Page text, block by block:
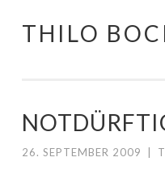
Springe
THILO
26. SEPTEMBER 2009